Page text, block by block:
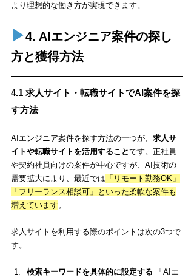
より理想的な働き方が実現できます。
▶︎4. AIエンジニア案件の探し
方と獲得方法
4.1 求人サイト・転職サイトでAI案件を探
す方法
AIエンジニア案件を探す方法の一つが、 求人サ
イトや転職サイトを活用することです。正社員
や契約社員向けの案件が中心ですが、AI技術の
需要拡大により、最近では 「リモート勤務OK」
「フリーランス相談可」といった柔軟な案件も
増えています。
求人サイトを利用する際のポイントは次の3つで
す。
検索キーワードを具体的に設定する 「AIエ